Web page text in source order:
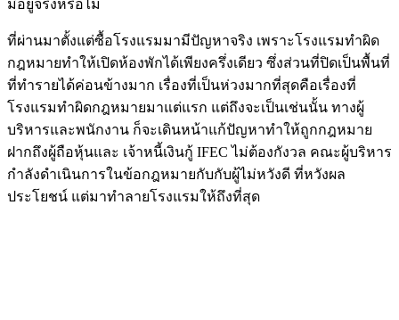
มีอยู่จริงหรือไม่
ที่ผ่านมาตั้งแต่ซื้อโรงแรมมามีปัญหาจริง เพราะโรงแรมทำผิด
กฎหมายทำให้เปิดห้องพักได้เพียงครึ่งเดียว ซึ่งส่วนที่ปิดเป็นพื้นที่
ที่ทำรายได้ค่อนข้างมาก เรื่องที่เป็นห่วงมากที่สุดคือเรื่องที่
โรงแรมทำผิดกฎหมายมาแต่แรก แต่ถึงจะเป็นเช่นนั้น ทางผู้
บริหารและพนักงาน ก็จะเดินหน้าแก้ปัญหาทำให้ถูกกฎหมาย
ฝากถึงผู้ถือหุ้นและ เจ้าหนี้เงินกู้ IFEC ไม่ต้องกังวล คณะผู้บริหาร
กำลังดำเนินการในข้อกฎหมายกับกับผู้ไม่หวังดี ที่หวังผล
ประโยชน์ แต่มาทำลายโรงแรมให้ถึงที่สุด